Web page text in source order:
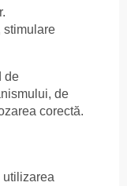
stimulare
de
de
corectă.
utilizarea